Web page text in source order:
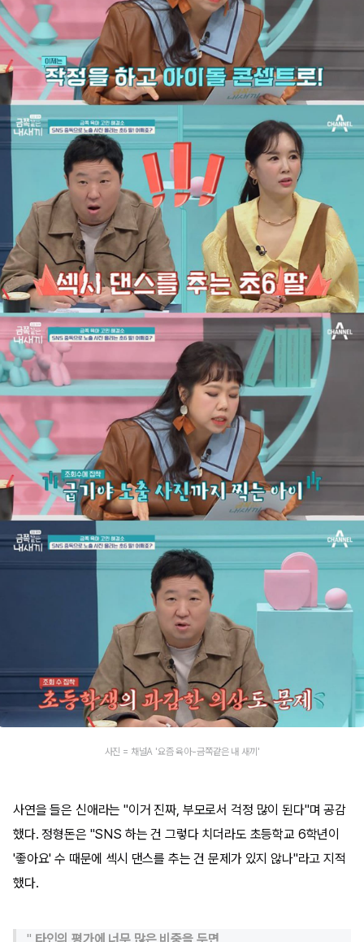
사진 = 채널A '요즘 육아-금쪽같은 내 새끼'
사연을 들은 신애라는 "이거 진짜, 부모로서 걱정 많이 된다"며 공감
했다. 정형돈은 "SNS 하는 건 그렇다 치더라도 초등학교 6학년이
'좋아요' 수 때문에 섹시 댄스를 추는 건 문제가 있지 않나"라고 지적
했다.